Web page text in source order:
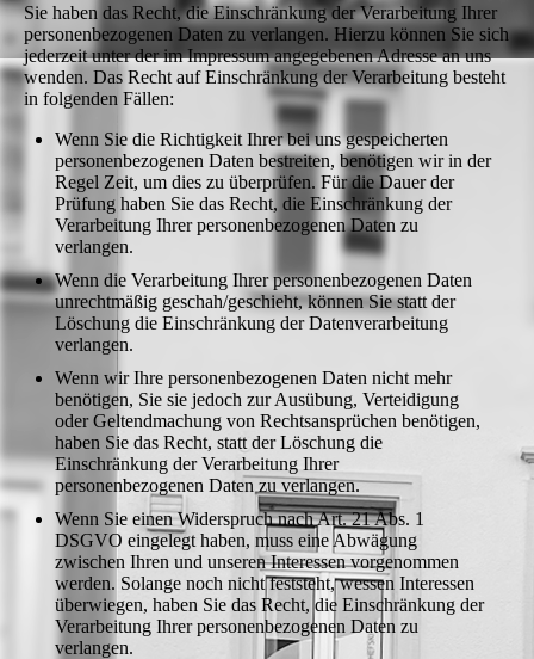
Sie haben das Recht, die Einschränkung der Verarbeitung Ihrer
personenbezogenen Daten zu verlangen. Hierzu können Sie sich
jederzeit unter der im Impressum angegebenen Adresse an uns
wenden. Das Recht auf Einschränkung der Verarbeitung besteht
in folgenden Fällen:
Wenn Sie die Richtigkeit Ihrer bei uns gespeicherten
personenbezogenen Daten bestreiten, benötigen wir in der
Regel Zeit, um dies zu überprüfen. Für die Dauer der
Prüfung haben Sie das Recht, die Einschränkung der
Verarbeitung Ihrer personenbezogenen Daten zu
verlangen.
Wenn die Verarbeitung Ihrer personenbezogenen Daten
unrechtmäßig geschah/geschieht, können Sie statt der
Löschung die Einschränkung der Datenverarbeitung
verlangen.
Wenn wir Ihre personenbezogenen Daten nicht mehr
benötigen, Sie sie jedoch zur Ausübung, Verteidigung
oder Geltendmachung von Rechtsansprüchen benötigen,
haben Sie das Recht, statt der Löschung die
Einschränkung der Verarbeitung Ihrer
personenbezogenen Daten zu verlangen.
Wenn Sie einen Widerspruch nach Art. 21 Abs. 1
DSGVO eingelegt haben, muss eine Abwägung
zwischen Ihren und unseren Interessen vorgenommen
werden. Solange noch nicht feststeht, wessen Interessen
überwiegen, haben Sie das Recht, die Einschränkung der
Verarbeitung Ihrer personenbezogenen Daten zu
verlangen.